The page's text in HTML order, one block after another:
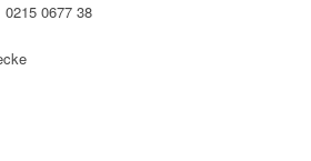
0677 38